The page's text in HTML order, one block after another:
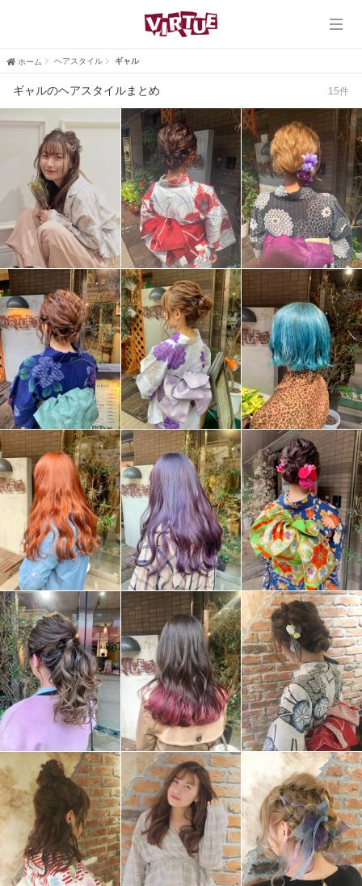
ホーム
ヘアスタイル
ブログ
口コミ
採用情報
ホーム ヘアスタイル ギャル
ギャルのヘアスタイルまとめ 15件